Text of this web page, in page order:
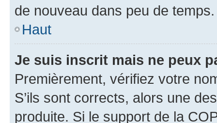
de nouveau dans peu de temps.
Haut
Je suis inscrit mais ne peux
Premièrement, vérifiez votre
S’ils sont corrects, alors une
produite. Si le support de la